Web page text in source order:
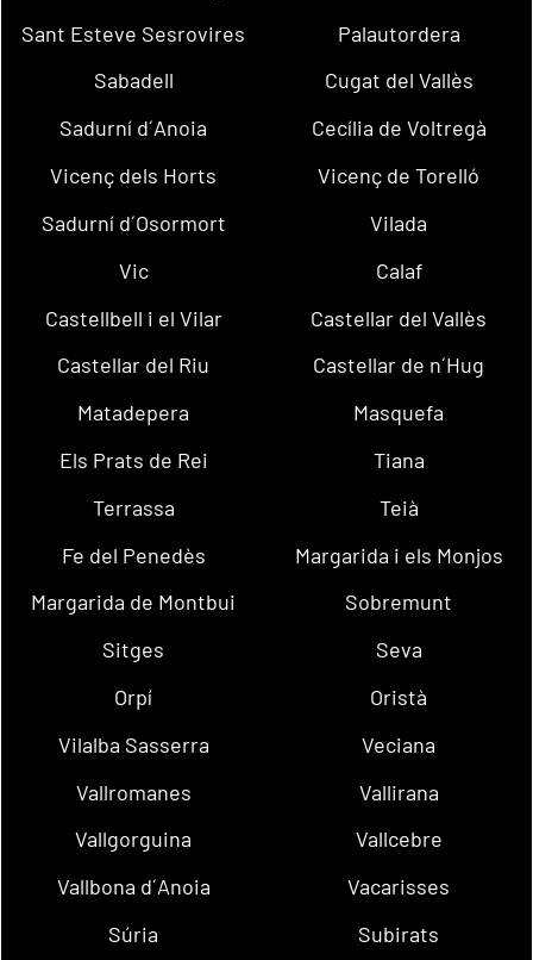
Sant Esteve Sesrovires
Palautordera
Sabadell
Cugat del Vallès
Sadurní d´Anoia
Cecília de Voltregà
Vicenç dels Horts
Vicenç de Torelló
Sadurní d´Osormort
Vilada
Vic
Calaf
Castellbell i el Vilar
Castellar del Vallès
Castellar del Riu
Castellar de n´Hug
Matadepera
Masquefa
Els Prats de Rei
Tiana
Terrassa
Teià
Fe del Penedès
Margarida i els Monjos
Margarida de Montbui
Sobremunt
Sitges
Seva
Orpí
Oristà
Vilalba Sasserra
Veciana
Vallromanes
Vallirana
Vallgorguina
Vallcebre
Vallbona d´Anoia
Vacarisses
Súria
Subirats